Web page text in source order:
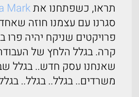
תראו, כשפתחנו אתMark
סגרנו עם עצמנו חוזה
פרויקטים שניקח יהיה פרו
קרה. בגלל הלחץ של
שאנחנו עסק חדש.. בגלל
משרדים.. בגלל.. בגלל..